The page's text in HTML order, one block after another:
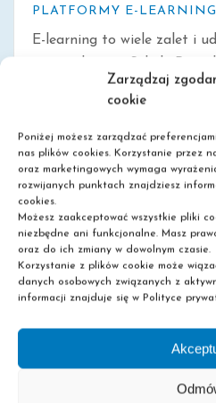
Zarządzaj
cookie
Poniżej możesz zarządzać
nas plików cookies. Korzystanie przez
oraz marketingowych wymaga
rozwijanych punktach znajdziesz
cookies.
Możesz zaakceptować wszystkie pliki
niezbędne ani funkcjonalne. Masz
oraz do ich zmiany w dowolnym czasie.
Korzystanie z plików cookie może
danych osobowych związanych z
informacji znajduje się w Polityce
PLATFORMY E-
E-learning to wiele zalet i
dostęp do internetu oraz
Read More